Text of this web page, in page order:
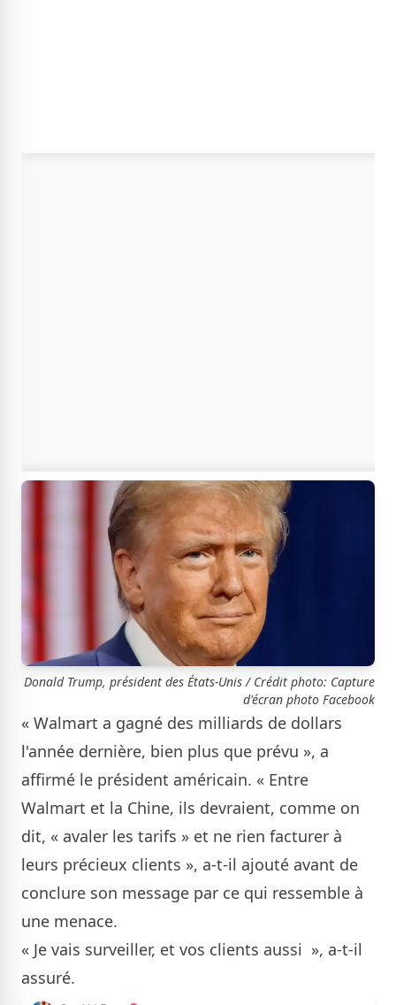
Donald Trump, président des États-Unis / Crédit photo: Capture
d'écran photo Facebook
« Walmart a gagné des milliards de dollars
l'année dernière, bien plus que prévu », a
affirmé le président américain. « Entre
Walmart et la Chine, ils devraient, comme on
dit, « avaler les tarifs » et ne rien facturer à
leurs précieux clients », a-t-il ajouté avant de
conclure son message par ce qui ressemble à
une menace.
« Je vais surveiller, et vos clients aussi », a-t-il
assuré.